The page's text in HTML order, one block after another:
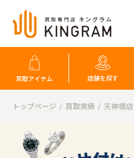
買取アイテム 店舗を探す
トップページ 買取実績 天神橋店